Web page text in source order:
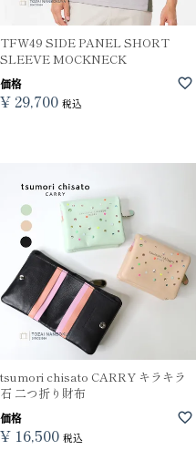
TFW49 SIDE PANEL SHORT
SLEEVE MOCKNECK
価格
¥29,700 税込
tsumori chisato CARRY キラキラ
石 二つ折り財布
価格
¥ 16,500 税込